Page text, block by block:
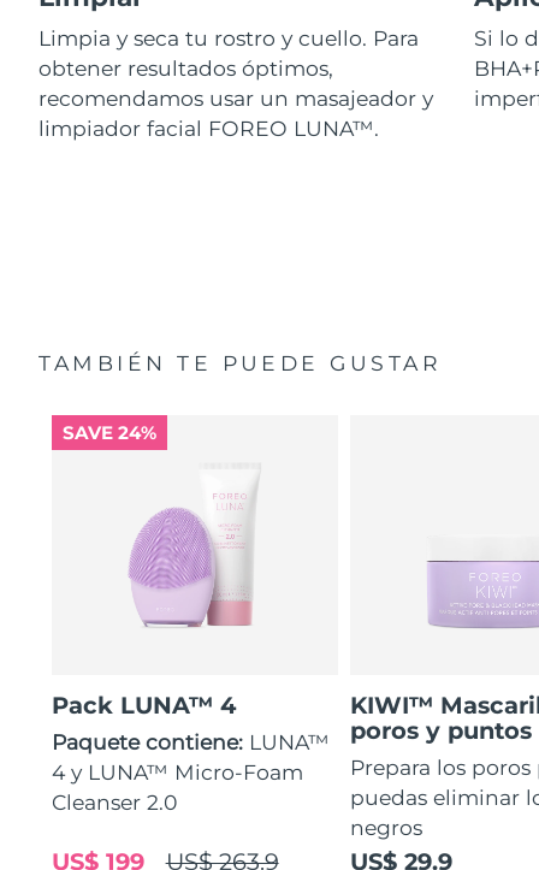
Limpia y seca tu rostro y cuello. Para
obtener resultados óptimos,
recomendamos usar un masajeador y
limpiador facial FOREO LUNA™.
Si lo
TAMBIÉN TE PUEDE GUSTAR
SAVE 24%
Pack LUNA™ 4
Paquete contiene: LUNA™
4 y LUNA™ Micro-Foam
Cleanser 2.0
US$ 263.9
US$ 199
KIWI™
poros y puntos
Prepara los
puedas eliminar
negros
US$ 29.9